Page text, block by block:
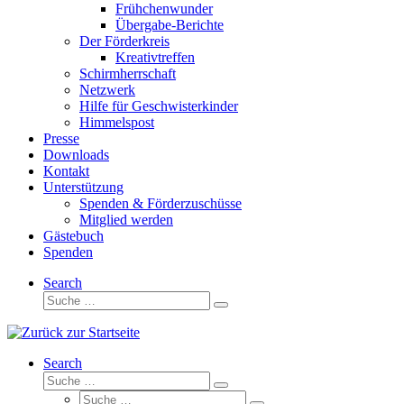
Frühchenwunder
Übergabe-Berichte
Der Förderkreis
Kreativtreffen
Schirmherrschaft
Netzwerk
Hilfe für Geschwisterkinder
Himmelspost
Presse
Downloads
Kontakt
Unterstützung
Spenden & Förderzuschüsse
Mitglied werden
Gästebuch
Spenden
Search
Suche
Suche
Search
Suche
Suche
Suche